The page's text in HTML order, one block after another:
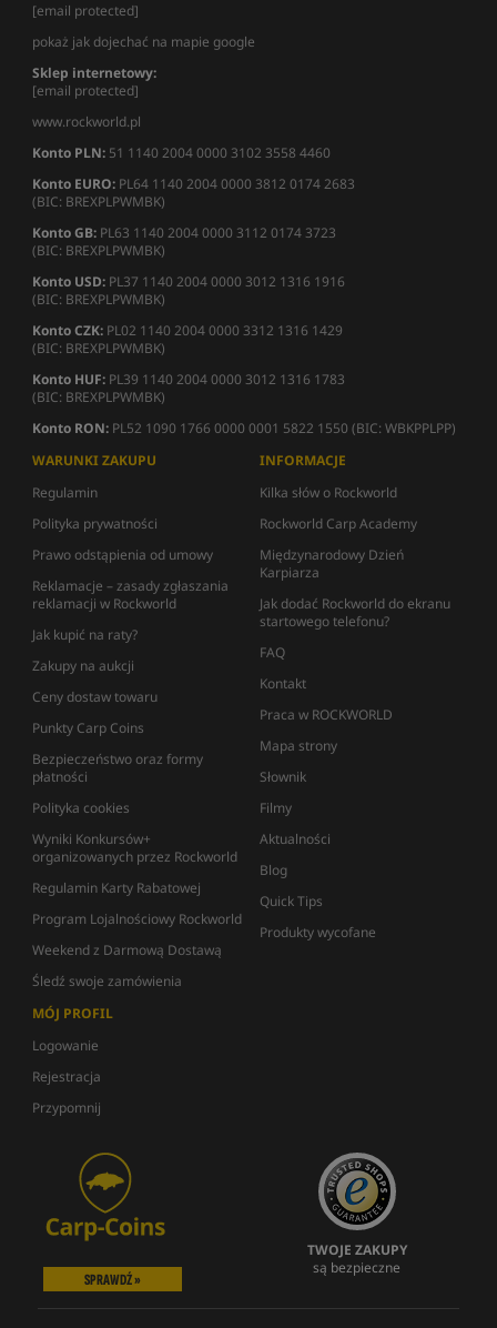
[email protected]
pokaż jak dojechać na mapie google
Sklep internetowy:
[email protected]
www.rockworld.pl
Konto PLN: 51 1140 2004 0000 3102 3558 4460
Konto EURO: PL64 1140 2004 0000 3812 0174 2683
(BIC: BREXPLPWMBK)
Konto GB: PL63 1140 2004 0000 3112 0174 3723
(BIC: BREXPLPWMBK)
Konto USD: PL37 1140 2004 0000 3012 1316 1916
(BIC: BREXPLPWMBK)
Konto CZK: PL02 1140 2004 0000 3312 1316 1429
(BIC: BREXPLPWMBK)
Konto HUF: PL39 1140 2004 0000 3012 1316 1783
(BIC: BREXPLPWMBK)
Konto RON: PL52 1090 1766 0000 0001 5822 1550 (BIC: WBKPPLPP)
WARUNKI ZAKUPU
Regulamin
Polityka prywatności
Prawo odstąpienia od umowy
Reklamacje – zasady zgłaszania
reklamacji w Rockworld
Jak kupić na raty?
Zakupy na aukcji
Ceny dostaw towaru
Punkty Carp Coins
Bezpieczeństwo oraz formy
płatności
Polityka cookies
Wyniki Konkursów+
organizowanych przez Rockworld
Regulamin Karty Rabatowej
Program Lojalnościowy Rockworld
Weekend z Darmową Dostawą
Śledź swoje zamówienia
INFORMACJE
Kilka słów o Rockworld
Rockworld Carp Academy
Międzynarodowy Dzień
Karpiarza
Jak dodać Rockworld do ekranu
startowego telefonu?
FAQ
Kontakt
Praca w ROCKWORLD
Mapa strony
Słownik
Filmy
Aktualności
Blog
Quick Tips
Produkty wycofane
MÓJ PROFIL
Logowanie
Rejestracja
Przypomnij
SPRAWDŹ »
TWOJE ZAKUPY
są bezpieczne